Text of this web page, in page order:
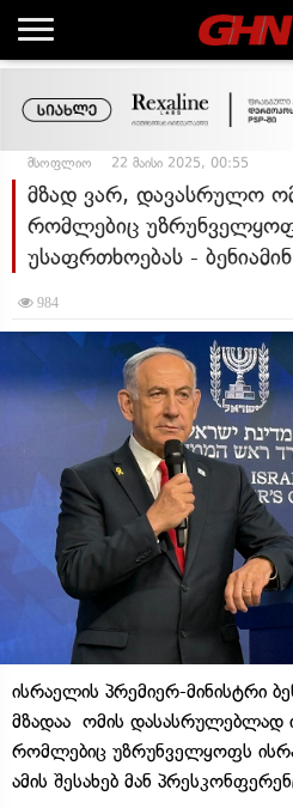
მსოფლიო 22 მაისი 2025, 00:55
მზად ვარ, დავასრულო
რომლებიც
უსაფრთხოებას -
984
ისრაელის პრემიერ-მინისტრი
მზადაა ომის დასასრულებლად
რომლებიც უზრუნველყოფს
ამის შესახებ მან